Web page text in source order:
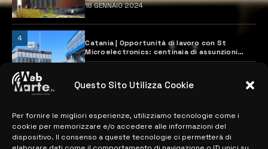
Questo Sito Utilizza Cookie
Per fornire le migliori esperienze, utilizziamo tecnologie come i
cookie per memorizzare e/o accedere alle informazioni del
dispositivo. Il consenso a queste tecnologie ci permetterà di
18 GENNAIO 2024
4
Catania | Opportunità di lavoro con St
Microelectronics: centinaia di assunzioni
previste
MAPPA DEL SITO